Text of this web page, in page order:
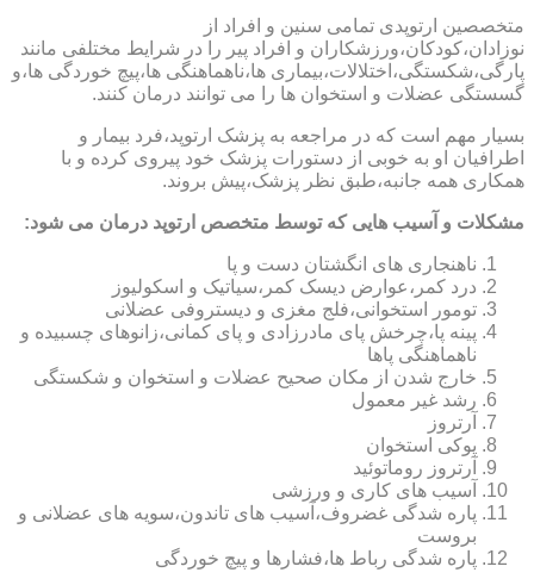
متخصصین ارتوپدی تمامی سنین و افراد از
نوزادان،کودکان،ورزشکاران و افراد پیر را در شرایط مختلفی مانند
پارگی،شکستگی،اختلالات،بیماری ها،ناهماهنگی ها،پیچ خوردگی ها،و
گسستگی عضلات و استخوان ها را می توانند درمان کنند.
بسیار مهم است که در مراجعه به پزشک ارتوپد،فرد بیمار و
اطرافیان او به خوبی از دستورات پزشک خود پیروی کرده و با
همکاری همه جانبه،طبق نظر پزشک،پیش بروند.
مشکلات و آسیب هایی که توسط متخصص ارتوپد درمان می شود:
ناهنجاری های انگشتان دست و پا
درد کمر،عوارض دیسک کمر،سیاتیک و اسکولیوز
تومور استخوانی،فلج مغزی و دیستروفی عضلانی
پینه پا،چرخش پای مادرزادی و پای کمانی،زانوهای چسبیده و
ناهماهنگی پاها
خارج شدن از مکان صحیح عضلات و استخوان و شکستگی
رشد غیر معمول
آرتروز
پوکی استخوان
آرتروز روماتوئید
آسیب های کاری و ورزشی
پاره شدگی غضروف،آسیب های تاندون،سویه های عضلانی و
بروست
پاره شدگی رباط ها،فشارها و پیچ خوردگی